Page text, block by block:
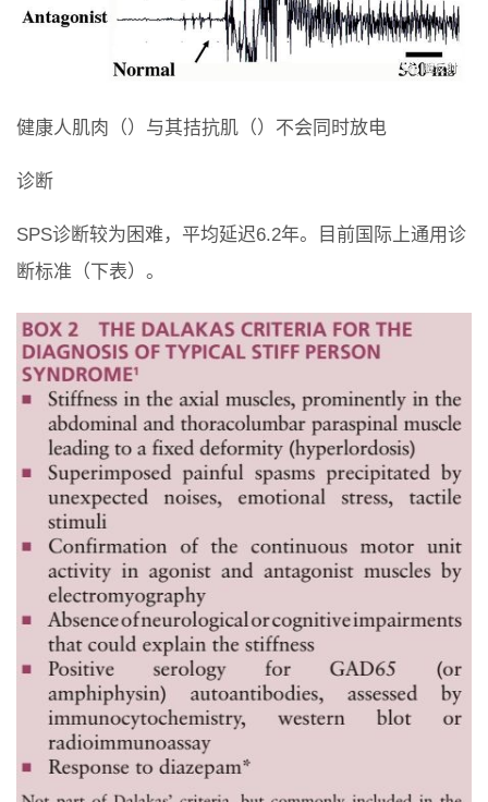
健康人肌肉（）与其拮抗肌（）不会同时放电
诊断
SPS诊断较为困难，平均延迟6.2年。目前国际上通用诊
断标准（下表）。